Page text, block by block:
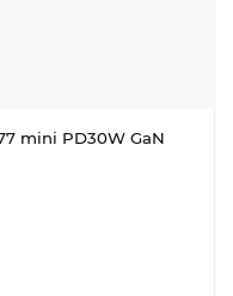
mini PD30W GaN